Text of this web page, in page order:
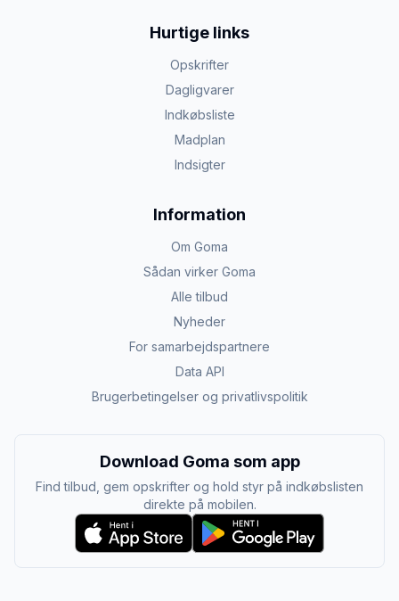
Hurtige links
Opskrifter
Dagligvarer
Indkøbsliste
Madplan
Indsigter
Information
Om Goma
Sådan virker Goma
Alle tilbud
Nyheder
For samarbejdspartnere
Data API
Brugerbetingelser og privatlivspolitik
Download Goma som app
Find tilbud, gem opskrifter og hold styr på indkøbslisten
direkte på mobilen.